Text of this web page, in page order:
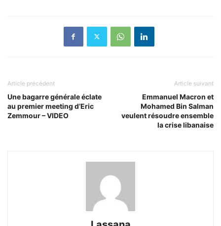
Article précédent
Une bagarre générale éclate
au premier meeting d’Eric
Zemmour – VIDEO
Article suivant
Emmanuel Macron et
Mohamed Bin Salman
veulent résoudre ensemble
la crise libanaise